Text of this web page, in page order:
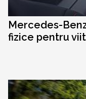
Mercedes-
fizice pentru